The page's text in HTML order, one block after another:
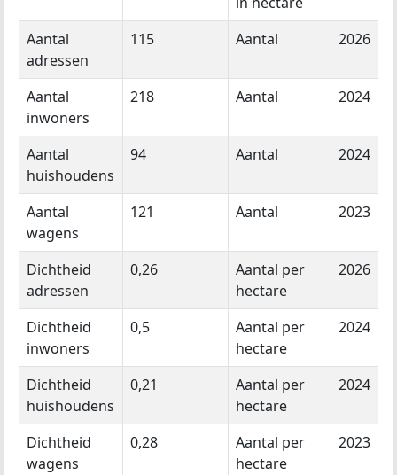
Aantal
adressen
115 Aantal 2026
Aantal
inwoners
218 Aantal 2024
Aantal
huishoudens
94 Aantal 2024
Aantal
wagens
121 Aantal 2023
Dichtheid
adressen
0,26
Aantal per
hectare
2026
Dichtheid
inwoners
0,5
Aantal per
hectare
2024
Dichtheid
huishoudens
0,21
Aantal per
hectare
2024
Dichtheid
wagens
0,28
Aantal per
hectare
2023